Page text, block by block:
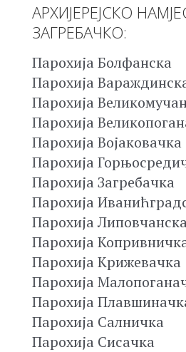
АРХИЈЕРЕЈСКО
ЗАГРЕБАЧКО:
Парохија Болфанска
Парохија
Парохија
Парохија
Парохија Војаковачка
Парохија
Парохија Загребачка
Парохија
Парохија Липовчанска
Парохија
Парохија Крижевачка
Парохија
Парохија
Парохија Салничка
Парохија Сисачка